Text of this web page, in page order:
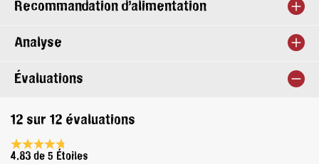
Recommandation d’alimentation
Analyse
Évaluations
12 sur 12 évaluations
Note moyenne de 4.8 sur 5 étoiles
4.83 de 5 Étoiles